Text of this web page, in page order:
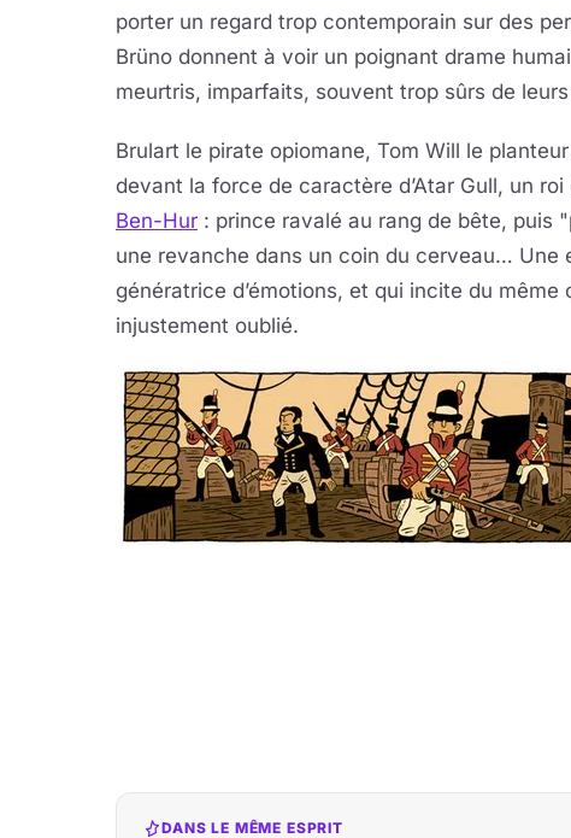
porter un regard trop contemporain sur des
Brüno donnent à voir un poignant drame
meurtris, imparfaits, souvent trop sûrs de
Brulart le pirate opiomane, Tom Will le
devant la force de caractère d’Atar Gull, un
Ben-Hur : prince ravalé au rang de bête, puis
une revanche dans un coin du cerveau… Une
génératrice d’émotions, et qui incite du même
injustement oublié.
DANS LE MÊME ESPRIT